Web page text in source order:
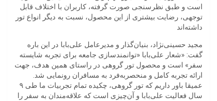
است و طبق نظرسنجی صورت گرفته، کاربران با اختلاف قابل
توجهی، رضایت بیشتری از این محصول، نسبت به دیگر انواع تور
داشته‌اند
مجید حسینی‌نژاد، بنیان‌گذار و مدیرعامل علی‌بابا در این باره
گفت: «شعار علی‌بابا «توانمندسازی جامعه برای تجربه شایسته
سفر» است و محصول تور گروهی در راستای همین هدف، جهت
ارائه تجربه کامل و منحصربه‌فرد به مسافران رونمایی شد.
عمیقا باور داریم که تور گروهی، چکیده تمام تجربیات ما طی ۹
سال فعالیت علی‌بابا و آن‌چیزی است که علاقه‌مندان به سفر را